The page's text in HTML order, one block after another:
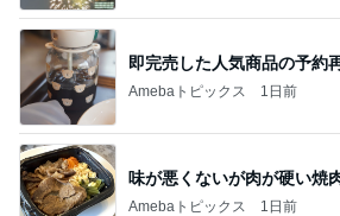
即完売した人気商品の予約
Amebaトピックス 1日前
味が悪くないが肉が硬い焼
Amebaトピックス 1日前